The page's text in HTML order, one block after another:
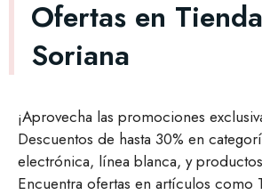
Ofertas en
Soriana
¡Aprovecha las promociones
Descuentos de hasta 30% en
electrónica, línea blanca, y
Encuentra ofertas en artículos como